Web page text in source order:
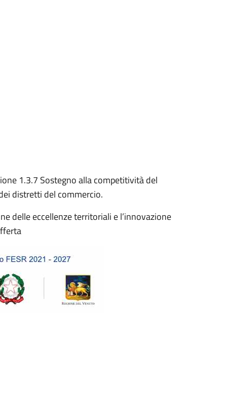
1.3.7 Sostegno alla competitività del
distretti del commercio.
delle eccellenze territoriali e l’innovazione